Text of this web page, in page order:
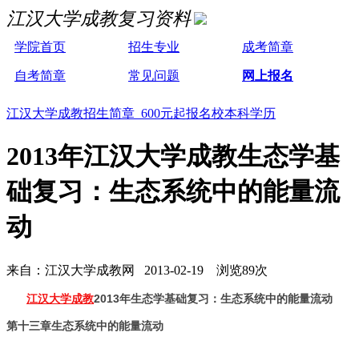
江汉大学成教复习资料
学院首页 招生专业 成考简章
自考简章 常见问题 网上报名
江汉大学成教招生简章 600元起报名校本科学历
2013年江汉大学成教生态学基
础复习：生态系统中的能量流
动
来自：江汉大学成教网 2013-02-19 浏览89次
江汉大学成教2013年生态学基础复习：生态系统中的能量流动
第十三章生态系统中的能量流动